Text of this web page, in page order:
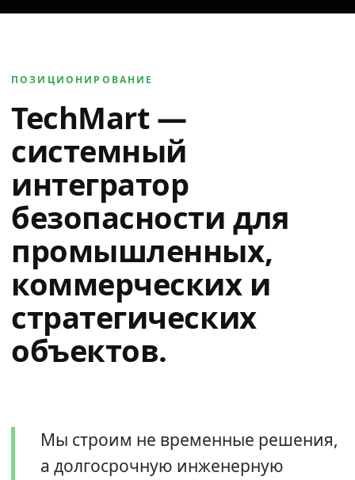
ПОЗИЦИОНИРОВАНИЕ
TechMart —
системный
интегратор
безопасности для
промышленных,
коммерческих и
стратегических
объектов.
Мы строим не временные решения,
а долгосрочную инженерную